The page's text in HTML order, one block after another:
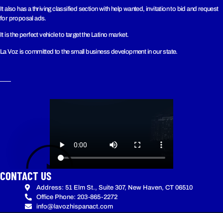
It also has a thriving classified section with help wanted, invitation to bid and request
for proposal ads.
It is the perfect vehicle to target the Latino market.
La Voz is committed to the small business development in our state.
CONTACT US
Address: 51 Elm St., Suite 307, New Haven, CT 06510
Office Phone: 203-865-2272
info@lavozhispanact.com